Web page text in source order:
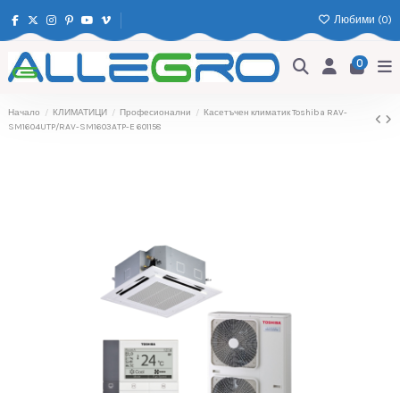
Любими (0)
0
Начало КЛИМАТИЦИ Професионални
Касетъчен климатик Toshiba RAV-
SM1604UTP/RAV-SM1603ATP-E 601158